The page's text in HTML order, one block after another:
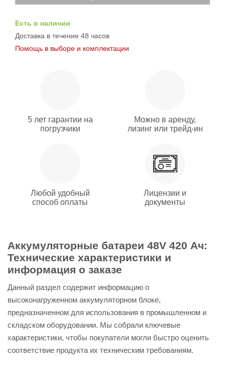
Есть в наличии
Доставка в течение 48 часов
Помощь в выборе и комплектации
5 лет гарантии на
погрузчики
Можно в аренду,
лизинг или трейд-ин
Любой удобный
способ оплаты
Лицензии и
документы
Аккумуляторные батареи 48V 420 Ач:
Технические характеристики и
информация о заказе
Данный раздел содержит информацию о
высоконагруженном аккумуляторном блоке,
предназначенном для использования в промышленном и
складском оборудовании. Мы собрали ключевые
характеристики, чтобы покупатели могли быстро оценить
соответствие продукта их техническим требованиям.